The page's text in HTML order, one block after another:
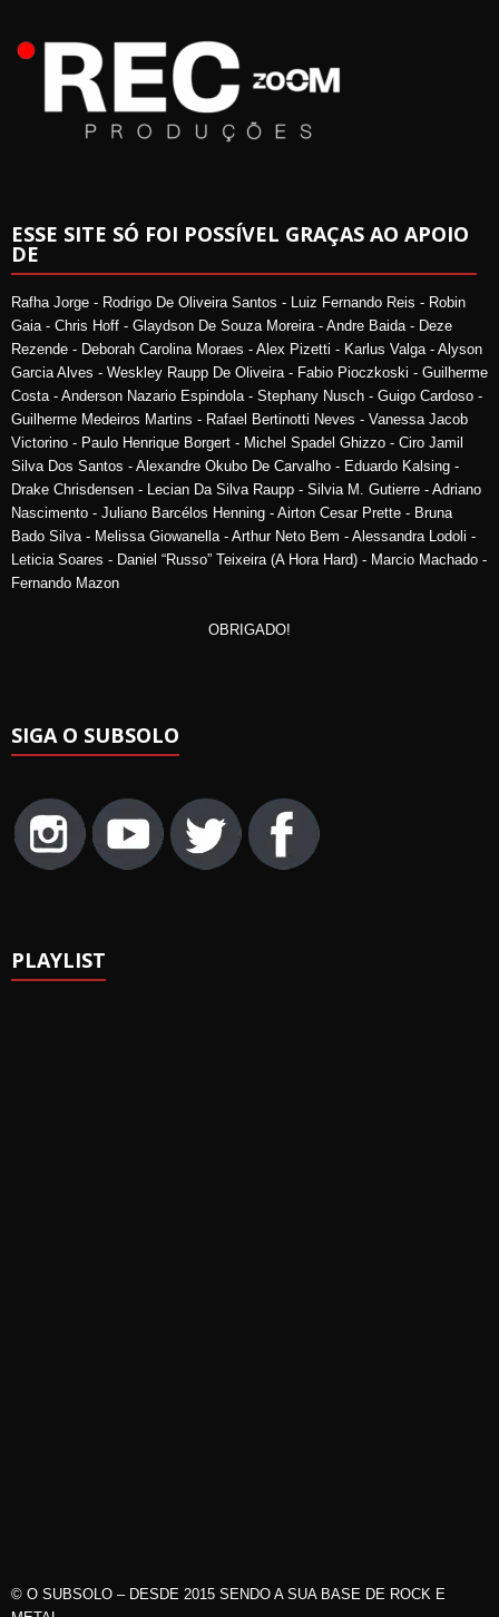
ESSE SITE SÓ FOI POSSÍVEL GRAÇAS AO APOIO
DE
Rafha Jorge - Rodrigo De Oliveira Santos - Luiz Fernando Reis - Robin
Gaia - Chris Hoff - Glaydson De Souza Moreira - Andre Baida - Deze
Rezende - Deborah Carolina Moraes - Alex Pizetti - Karlus Valga - Alyson
Garcia Alves - Weskley Raupp De Oliveira - Fabio Pioczkoski - Guilherme
Costa - Anderson Nazario Espindola - Stephany Nusch - Guigo Cardoso -
Guilherme Medeiros Martins - Rafael Bertinotti Neves - Vanessa Jacob
Victorino - Paulo Henrique Borgert - Michel Spadel Ghizzo - Ciro Jamil
Silva Dos Santos - Alexandre Okubo De Carvalho - Eduardo Kalsing -
Drake Chrisdensen - Lecian Da Silva Raupp - Silvia M. Gutierre - Adriano
Nascimento - Juliano Barcélos Henning - Airton Cesar Prette - Bruna
Bado Silva - Melissa Giowanella - Arthur Neto Bem - Alessandra Lodoli -
Leticia Soares - Daniel “Russo” Teixeira (A Hora Hard) - Marcio Machado -
Fernando Mazon
OBRIGADO!
SIGA O SUBSOLO
PLAYLIST
© O SUBSOLO – DESDE 2015 SENDO A SUA BASE DE ROCK E